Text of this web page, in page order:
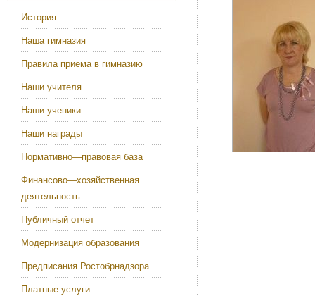
История
Наша гимназия
Правила приема в гимназию
Наши учителя
Наши ученики
Наши награды
Нормативно—правовая база
Финансово—хозяйственная
деятельность
Публичный отчет
Модернизация образования
Предписания Ростобрнадзора
Платные услуги